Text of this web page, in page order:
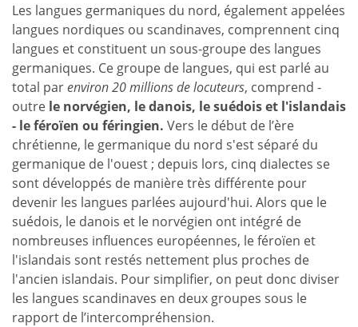
Les langues germaniques du nord, également appelées
langues nordiques ou scandinaves, comprennent cinq
langues et constituent un sous-groupe des langues
germaniques. Ce groupe de langues, qui est parlé au
total parenviron 20 millions de locuteurs, comprend -
outre le norvégien, le danois, le suédois et l'islandais
- le féroïen ou féringien. Vers le début de l’ère
chrétienne, le germanique du nord s'est séparé du
germanique de l'ouest ; depuis lors, cinq dialectes se
sont développés de manière très différente pour
devenir les langues parlées aujourd'hui. Alors que le
suédois, le danois et le norvégien ont intégré de
nombreuses influences européennes, le féroïen et
l'islandais sont restés nettement plus proches de
l'ancien islandais. Pour simplifier, on peut donc diviser
les langues scandinaves en deux groupes sous le
rapport de l’intercompréhension.